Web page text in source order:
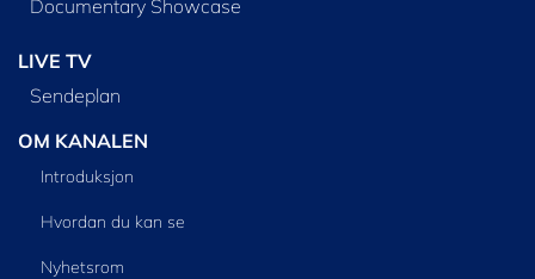
Documentary Showcase
LIVE TV
Sendeplan
OM KANALEN
Introduksjon
Hvordan du kan se
Nyhetsrom